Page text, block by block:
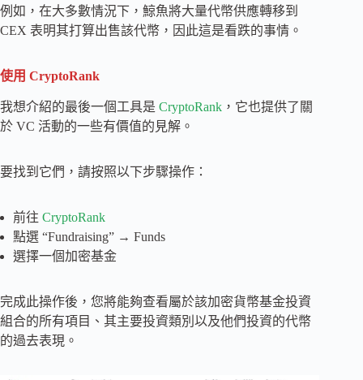
例如，在大多數情況下，鯨魚將大量代幣供應轉移到
CEX 表明其打算出售該代幣，因此這是看跌的事情。
使用 CryptoRank
我想介紹的最後一個工具是 CryptoRank ，它也提供了關
於 VC 活動的一些有價值的見解。
要找到它們，請按照以下步驟操作：
前往 CryptoRank
點選 “Fundraising” → Funds
選擇一個加密基金
完成此操作後，您將能夠查看屬於該加密貨幣基金投資
組合的所有項目、其主要投資類別以及他們投資的代幣
的過去表現。